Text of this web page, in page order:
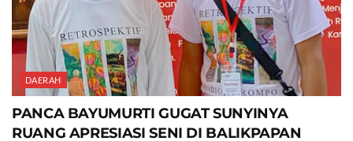
DAERAH
PANCA BAYUMURTI GUGAT SUNYINYA
RUANG APRESIASI SENI DI BALIKPAPAN